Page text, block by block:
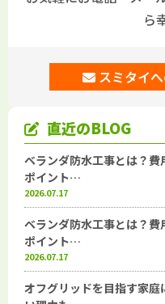
ら
スミタイ
直近のBLOG
ベランダ防水工事とは？
ポイント…
2026.07.17
ベランダ防水工事とは？
ポイント…
2026.07.17
オフグリッドを目指す家